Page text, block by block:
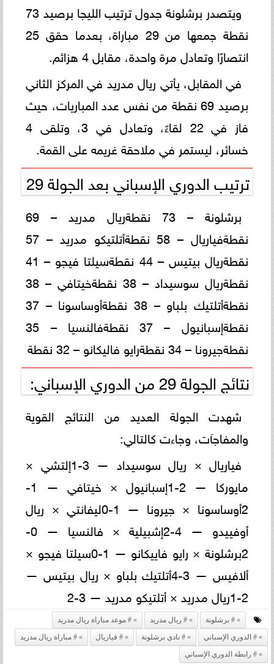
ويتصدر برشلونة جدول ترتيب الليجا برصيد 73
نقطة جمعها من 29 مباراة، بعدما حقق 25
انتصارًا وتعادل مرة واحدة، مقابل 4 هزائم.
في المقابل، يأتي ريال مدريد في المركز الثاني
برصيد 69 نقطة من نفس عدد المباريات، حيث
فاز في 22 لقاءً، وتعادل في 3، وتلقى 4
خسائر، ليستمر في ملاحقة غريمه على القمة.
ترتيب الدوري الإسباني بعد الجولة 29
برشلونة – 73 نقطةريال مدريد – 69
نقطةفياريال – 58 نقطةأتلتيكو مدريد – 57
نقطةريال بيتيس – 44 نقطةسيلتا فيجو – 41
نقطةريال سوسيداد – 38 نقطةخيتافي – 38
نقطةأتلتيك بلباو – 38 نقطةأوساسونا – 37
نقطةإسبانيول – 37 نقطةفالنسيا – 35
نقطةجيرونا – 34 نقطةرايو فاليكانو – 32 نقطة
نتائج الجولة 29 من الدوري الإسباني:
شهدت الجولة العديد من النتائج القوية
والمفاجآت، وجاءت كالتالي:
فياريال × ريال سوسيداد — 3-1إلتشي ×
مايوركا — 2-1إسبانيول × خيتافي — 1-
2أوساسونا × جيرونا — 1-0ليفانتي × ريال
أوفييدو — 4-2إشبيلية × فالنسيا — 0-
2برشلونة × رايو فاييكانو — 1-0سيلتا فيجو ×
ألافيس — 3-4أتلتيك بلباو × ريال بيتيس —
2-1ريال مدريد × أتلتيكو مدريد — 3-2
# برشلونة # ريال مدريد
# موعد مباراة ريال مدريد
# الدوري الإسباني
# نادي برشلونة # فياريال
# مباراة ريال مدريد
# رابطة الدوري الإسباني